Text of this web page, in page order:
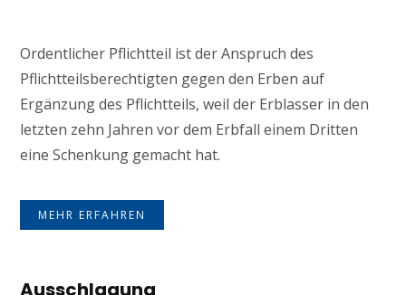
Ordentlicher Pflichtteil ist der Anspruch des
Pflichtteilsberechtigten gegen den Erben auf
Ergänzung des Pflichtteils, weil der Erblasser in den
letzten zehn Jahren vor dem Erbfall einem Dritten
eine Schenkung gemacht hat.
MEHR ERFAHREN
Ausschlagung